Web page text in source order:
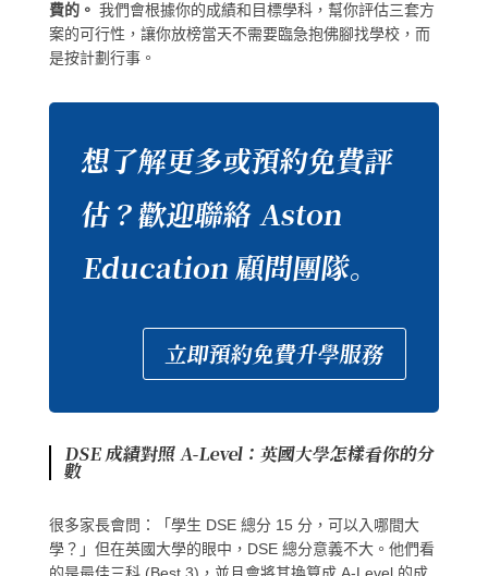
費的。 我們會根據你的成績和目標學科，幫你評估三套方
案的可行性，讓你放榜當天不需要臨急抱佛腳找學校，而
是按計劃行事。
想了解更多或預約免費評
估？歡迎聯絡 Aston
Education 顧問團隊。
立即預約免費升學服務
DSE 成績對照 A-Level：英國大學怎樣看你的分
數
很多家長會問：「學生 DSE 總分 15 分，可以入哪間大
學？」但在英國大學的眼中，DSE 總分意義不大。他們看